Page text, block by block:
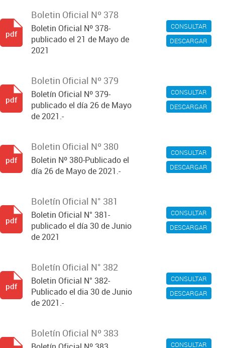
CONSULTAR
DESCARGAR
Boletin Oficial Nº 378
Boletin Oficial Nº 378-
publicado el 21 de Mayo de
2021
pdf
CONSULTAR
DESCARGAR
Boletin Oficial Nº 379
Boletín Oficial Nº 379-
publicado el día 26 de Mayo
de 2021.-
pdf
CONSULTAR
DESCARGAR
Boletin Oficial Nº 380
Boletin Nº 380-Publicado el
día 26 de Mayo de 2021.-
pdf
CONSULTAR
DESCARGAR
Boletín Oficial N° 381
Boletin Oficial N° 381-
publicado el día 30 de Junio
de 2021
pdf
CONSULTAR
DESCARGAR
Boletín Oficial N° 382
Boletin Oficial N° 382-
Publicado el dia 30 de Junio
de 2021.-
pdf
CONSULTAR
Boletín Oficial Nº 383